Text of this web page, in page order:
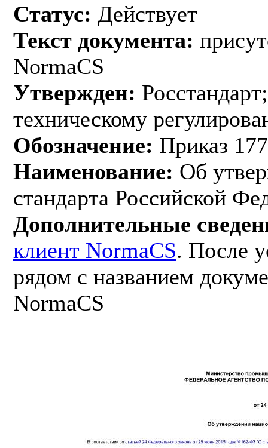
Статус: Действует
Текст документа:
NormaCS
Утвержден:
техническому
Обозначение: Приказ
Наименование: Об
стандарта Российской
Дополнительные
клиент NormaCS. После
рядом с названием
NormaCS